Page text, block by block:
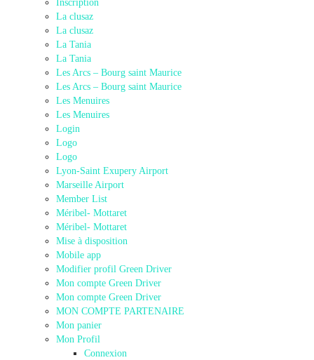
Inscription
La clusaz
La clusaz
La Tania
La Tania
Les Arcs – Bourg saint Maurice
Les Arcs – Bourg saint Maurice
Les Menuires
Les Menuires
Login
Logo
Logo
Lyon-Saint Exupery Airport
Marseille Airport
Member List
Méribel- Mottaret
Méribel- Mottaret
Mise à disposition
Mobile app
Modifier profil Green Driver
Mon compte Green Driver
Mon compte Green Driver
MON COMPTE PARTENAIRE
Mon panier
Mon Profil
Connexion